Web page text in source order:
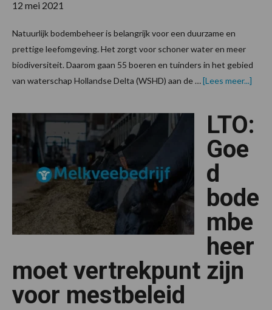
12 mei 2021
Natuurlijk bodembeheer is belangrijk voor een duurzame en
prettige leefomgeving. Het zorgt voor schoner water en meer
biodiversiteit. Daarom gaan 55 boeren en tuinders in het gebied
van waterschap Hollandse Delta (WSHD) aan de …[Lees meer...]
door
LTO:
Goe
d
bode
mbe
heer
moet vertrekpunt zijn
voor mestbeleid